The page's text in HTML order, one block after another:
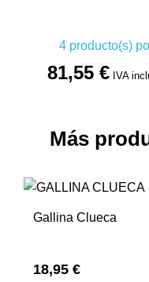
4 producto(s)
81,55 € IVA
Más
Gallina Clueca
18,95 €